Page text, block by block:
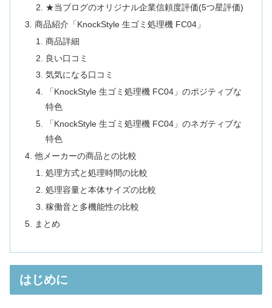
★当ブログのオリジナル企業信頼度評価(5つ星評価)
商品紹介「KnockStyle 生ゴミ処理機 FC04」
商品詳細
良い口コミ
気気になる口コミ
「KnockStyle 生ゴミ処理機 FC04」のポジティブな
特色
「KnockStyle 生ゴミ処理機 FC04」のネガティブな
特色
他メーカーの商品との比較
処理方式と処理時間の比較
処理容量と本体サイズの比較
稼働音と多機能性の比較
まとめ
はじめに